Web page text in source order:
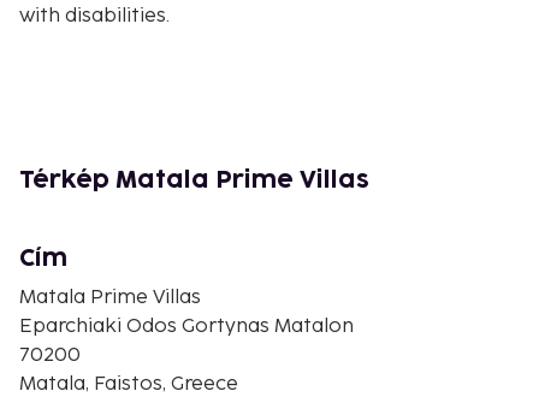
with disabilities.
Térkép Matala Prime Villas
Cím
Matala Prime Villas
Eparchiaki Odos Gortynas Matalon
70200
Matala, Faistos, Greece